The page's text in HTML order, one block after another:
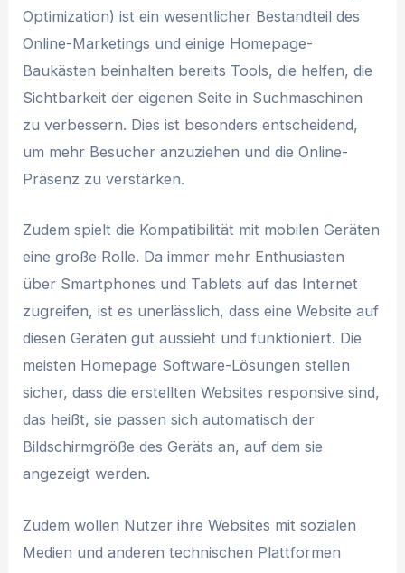
Optimization) ist ein wesentlicher Bestandteil des
Online-Marketings und einige Homepage-
Baukästen beinhalten bereits Tools, die helfen, die
Sichtbarkeit der eigenen Seite in Suchmaschinen
zu verbessern. Dies ist besonders entscheidend,
um mehr Besucher anzuziehen und die Online-
Präsenz zu verstärken.
Zudem spielt die Kompatibilität mit mobilen Geräten
eine große Rolle. Da immer mehr Enthusiasten
über Smartphones und Tablets auf das Internet
zugreifen, ist es unerlässlich, dass eine Website auf
diesen Geräten gut aussieht und funktioniert. Die
meisten Homepage Software-Lösungen stellen
sicher, dass die erstellten Websites responsive sind,
das heißt, sie passen sich automatisch der
Bildschirmgröße des Geräts an, auf dem sie
angezeigt werden.
Zudem wollen Nutzer ihre Websites mit sozialen
Medien und anderen technischen Plattformen